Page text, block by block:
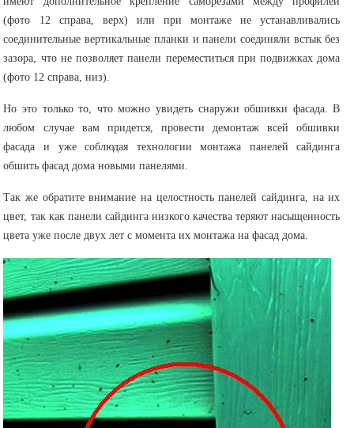
(фото 12 справа, верх) или при монтаже не устанавливались
соединительные вертикальные планки и панели соединяли встык без
зазора, что не позволяет панели переместиться при подвижках дома
(фото 12 справа, низ).
Но это только то, что можно увидеть снаружи обшивки фасада. В
любом случае вам придется, провести демонтаж всей обшивки
фасада и уже соблюдая технологии монтажа панелей сайдинга
обшить фасад дома новыми панелями.
Так же обратите внимание на целостность панелей сайдинга, на их
цвет, так как панели сайдинга низкого качества теряют насыщенность
цвета уже после двух лет с момента их монтажа на фасад дома.